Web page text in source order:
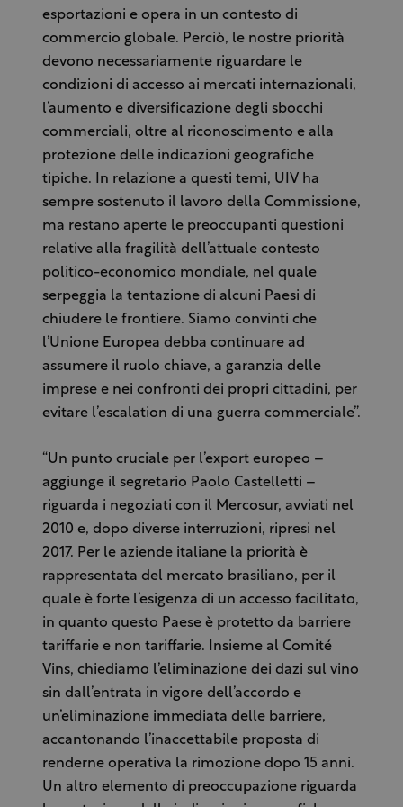
esportazioni e opera in un contesto di
commercio globale. Perciò, le nostre priorità
devono necessariamente riguardare le
condizioni di accesso ai mercati internazionali,
l’aumento e diversificazione degli sbocchi
commerciali, oltre al riconoscimento e alla
protezione delle indicazioni geografiche
tipiche. In relazione a questi temi, UIV ha
sempre sostenuto il lavoro della Commissione,
ma restano aperte le preoccupanti questioni
relative alla fragilità dell’attuale contesto
politico-economico mondiale, nel quale
serpeggia la tentazione di alcuni Paesi di
chiudere le frontiere. Siamo convinti che
l’Unione Europea debba continuare ad
assumere il ruolo chiave, a garanzia delle
imprese e nei confronti dei propri cittadini, per
evitare l’escalation di una guerra commerciale”.
“Un punto cruciale per l’export europeo –
aggiunge il segretario Paolo Castelletti –
riguarda i negoziati con il Mercosur, avviati nel
2010 e, dopo diverse interruzioni, ripresi nel
2017. Per le aziende italiane la priorità è
rappresentata del mercato brasiliano, per il
quale è forte l’esigenza di un accesso facilitato,
in quanto questo Paese è protetto da barriere
tariffarie e non tariffarie. Insieme al Comité
Vins, chiediamo l’eliminazione dei dazi sul vino
sin dall’entrata in vigore dell’accordo e
un’eliminazione immediata delle barriere,
accantonando l’inaccettabile proposta di
renderne operativa la rimozione dopo 15 anni.
Un altro elemento di preoccupazione riguarda